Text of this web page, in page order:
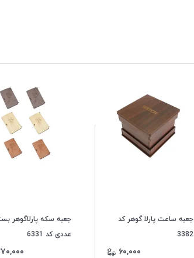
جعبه ساعت پارلا گوهر کد
3382
۶۰,۰۰۰
عددی کد 6331